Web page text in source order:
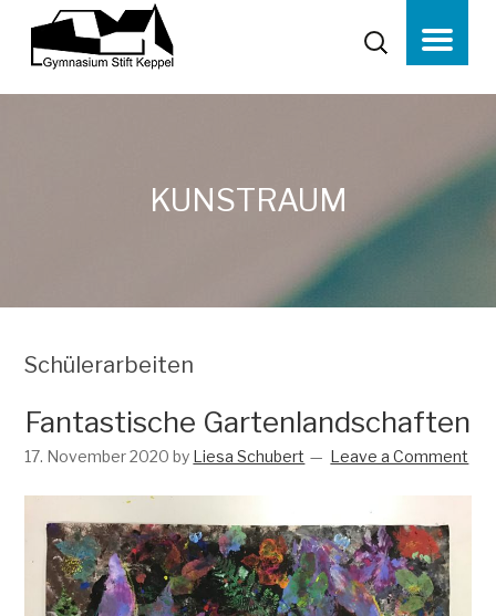
KUNSTRAUM
Schülerarbeiten
Fantastische Gartenlandschaften
17. November 2020 by Liesa Schubert Leave a Comment